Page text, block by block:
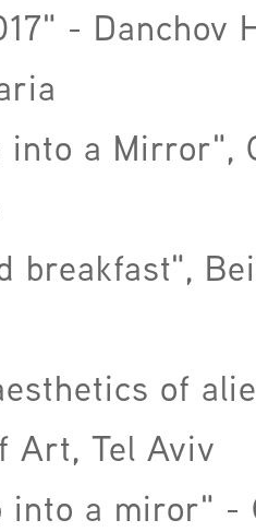
- Danchov
into a Mirror",
breakfast",
of
Art, Tel Aviv
into a miror" -